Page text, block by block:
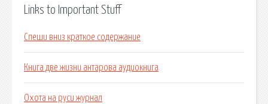
Links to Important Stuff
Спеши вниз краткое содержание
Книга две жизни антарова аудиокнига
Охота на руси журнал